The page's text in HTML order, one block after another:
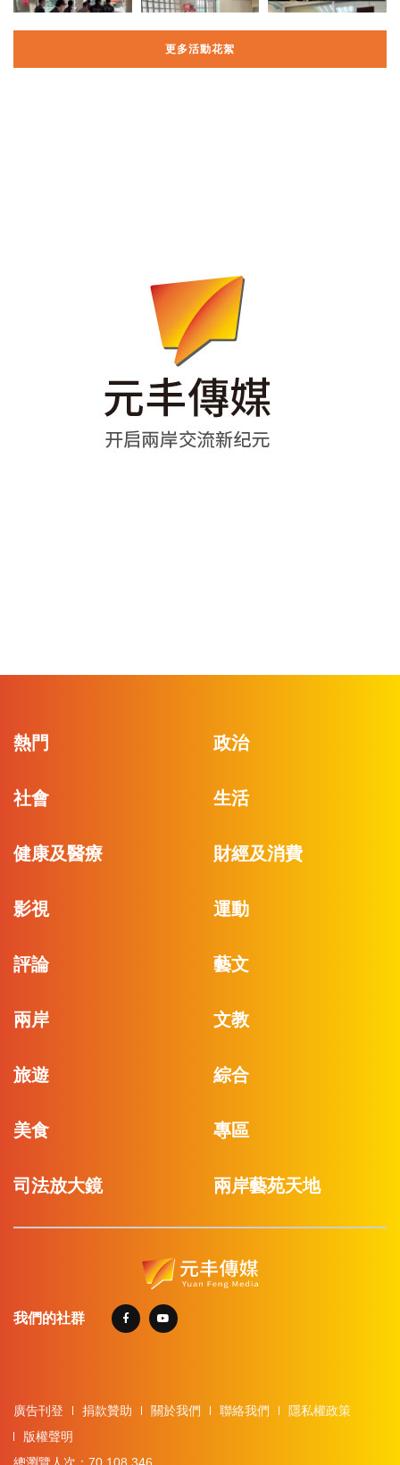
更多活動花絮
熱門 政治
社會 生活
健康及醫療 財經及消費
影視 運動
評論 藝文
兩岸 文教
旅遊 綜合
美食 專區
司法放大鏡 兩岸藝苑天地
我們的社群
廣告刊登 捐款贊助 關於我們 聯絡我們
隱私權政策
版權聲明